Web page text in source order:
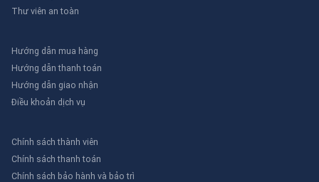
Thư viên an toàn
Hướng dẫn mua hàng
Hướng dẫn thanh toán
Hướng dẫn giao nhận
Điều khoản dịch vụ
Chính sách thành viên
Chính sách thanh toán
Chính sách bảo hành và bảo trì